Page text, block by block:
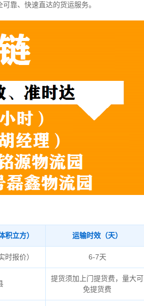
靠、快速直达的货运服务。
积立方） 运输时效（天）
时报价） 6-7天
提货须加上门提货费，量大可
免提货费